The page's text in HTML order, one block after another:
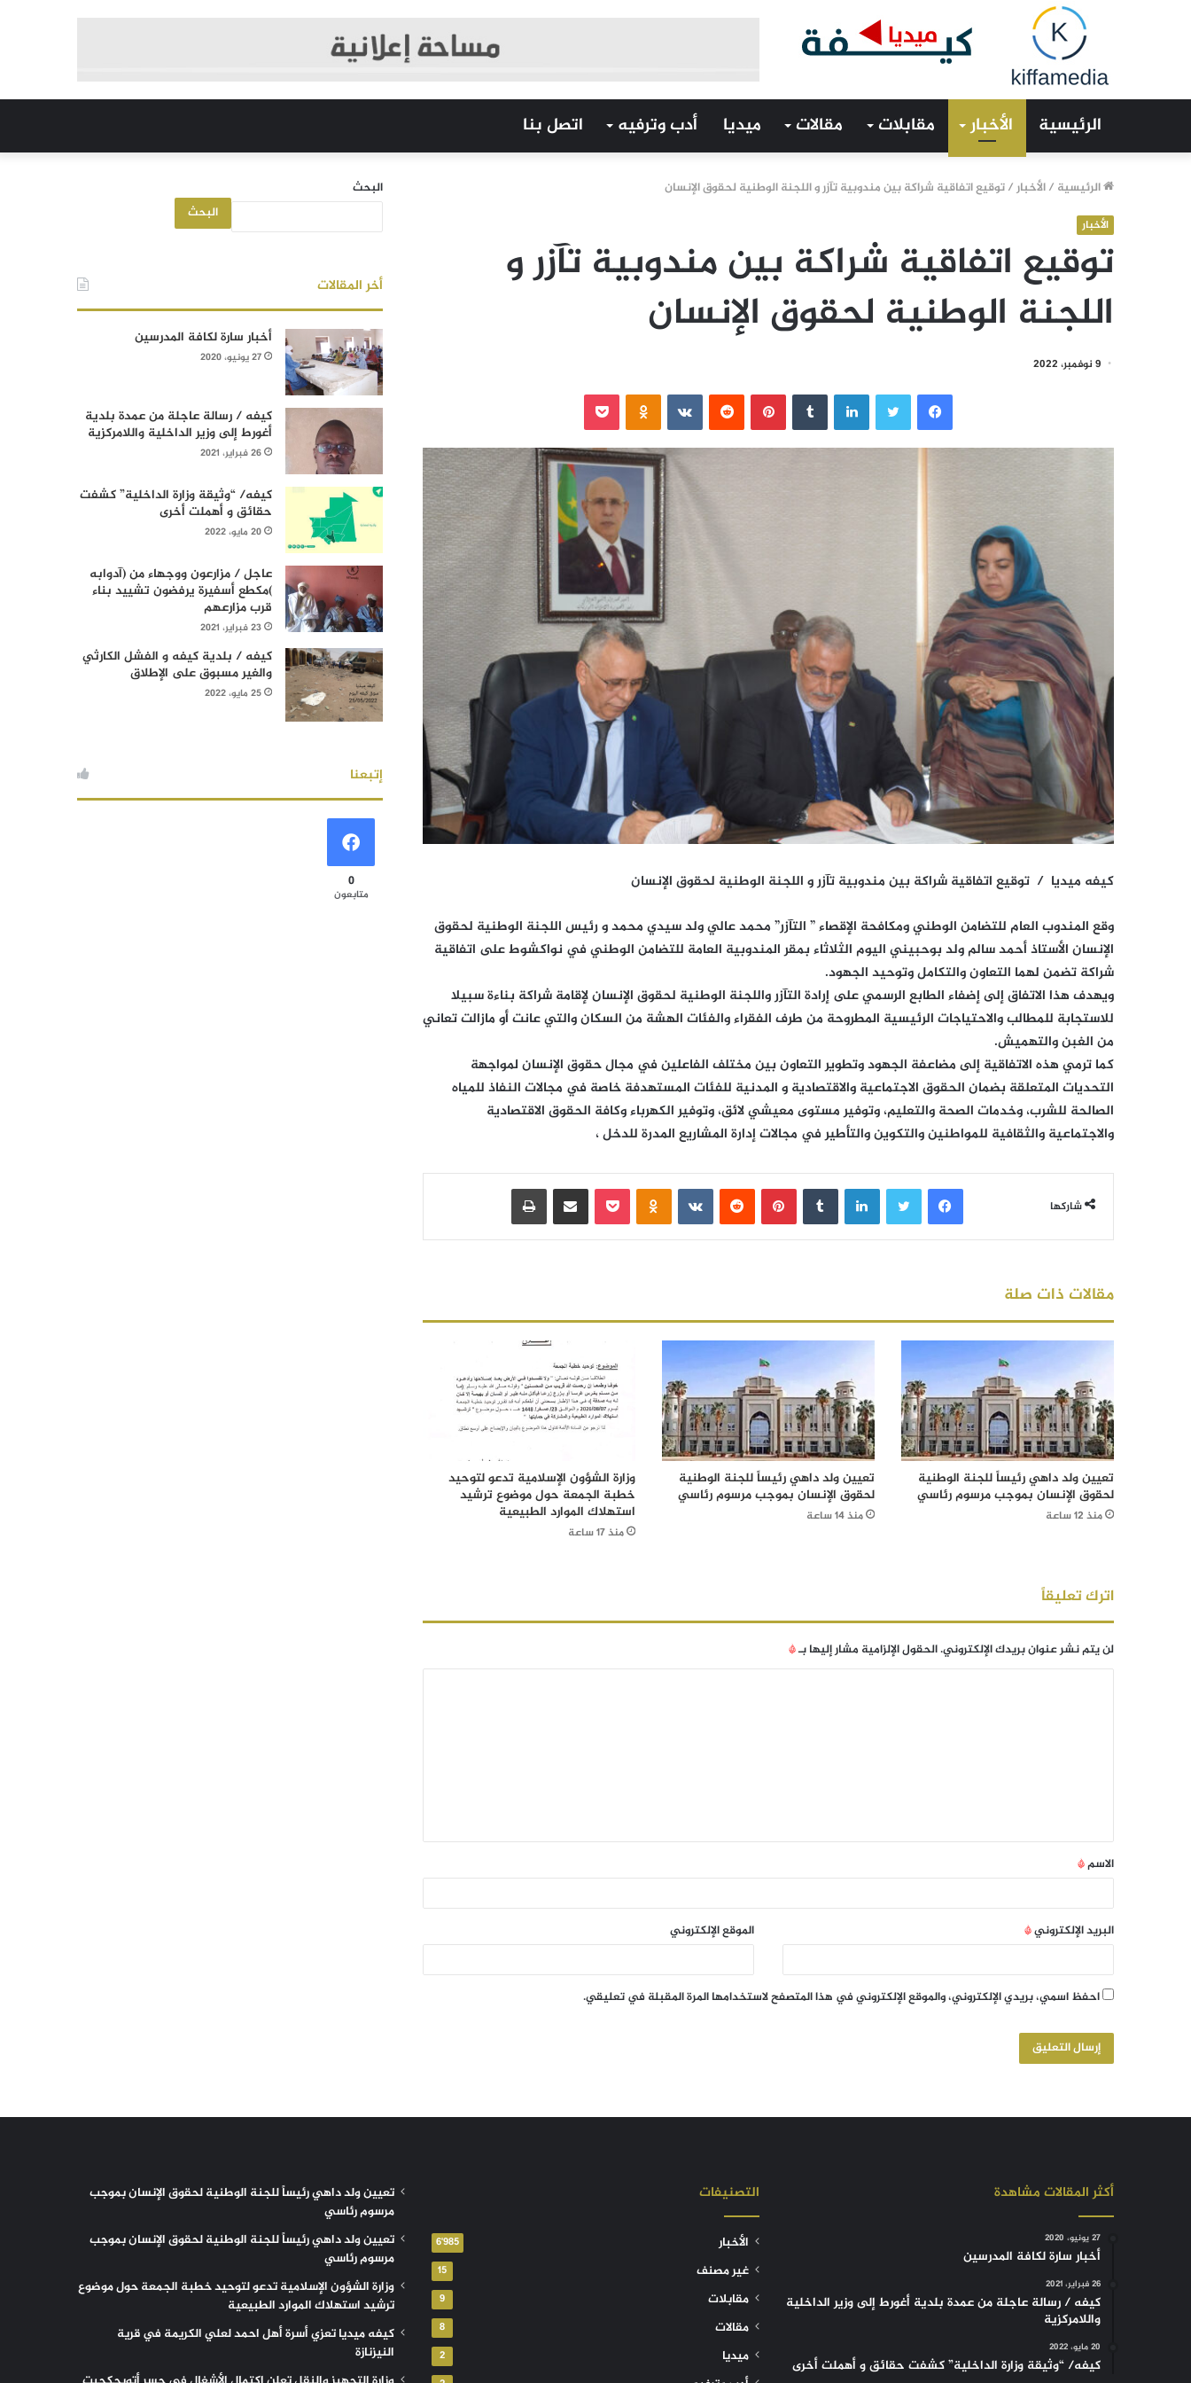
الرئيسية الأخبار مقابلات مقالات ميديا أدب وترفيه اتصل بنا
الرئيسية /الأخبار/توقيع اتفاقية شراكة بين مندوبية تآزر و اللجنة الوطنية لحقوق الإنسان
الأخبار
توقيع اتفاقية شراكة بين مندوبية تآزر و
اللجنة الوطنية لحقوق الإنسان
9 نوفمبر، 2022
فيسبوك لينكدإن بينتيريست
كيفه ميديا / توقيع اتفاقية شراكة بين مندوبية تآزر و اللجنة الوطنية لحقوق الإنسان
وقع المندوب العام للتضامن الوطني ومكافحة الإقصاء ” التآزر” محمد عالي ولد سيدي محمد و رئيس اللجنة الوطنية لحقوق
الإنسان الأستاذ أحمد سالم ولد بوحبيني اليوم الثلاثاء بمقر المندوبية العامة للتضامن الوطني في نواكشوط على اتفاقية
شراكة تضمن لهما التعاون والتكامل وتوحيد الجهود.
ويهدف هذا الاتفاق إلى إضفاء الطابع الرسمي على إرادة التآزر واللجنة الوطنية لحقوق الإنسان لإقامة شراكة بناءة سبيلا
للاستجابة للمطالب والاحتياجات الرئيسية المطروحة من طرف الفقراء والفئات الهشة من السكان والتي عانت أو مازالت تعاني
من الغبن والتهميش.
كما ترمي هذه الاتفاقية إلى مضاعفة الجهود وتطوير التعاون بين مختلف الفاعلين في مجال حقوق الإنسان لمواجهة
التحديات المتعلقة بضمان الحقوق الاجتماعية والاقتصادية و المدنية للفئات المستهدفة خاصة في مجالات النفاذ للمياه
الصالحة للشرب، وخدمات الصحة والتعليم، وتوفير مستوى معيشي لائق، وتوفير الكهرباء وكافة الحقوق الاقتصادية
والاجتماعية والثقافية للمواطنين والتكوين والتأطير في مجالات إدارة المشاريع المدرة للدخل ،
شاركها
فيسبوك لينكدإن بينتيريست بوكيت مشاركة عبر البريد
مقالات ذات صلة
تعيين ولد داهي رئيساً للجنة الوطنية
لحقوق الإنسان بموجب مرسوم رئاسي
منذ 12 ساعة
تعيين ولد داهي رئيساً للجنة الوطنية
لحقوق الإنسان بموجب مرسوم رئاسي
منذ 14 ساعة
وزارة الشؤون الإسلامية تدعو لتوحيد
خطبة الجمعة حول موضوع ترشيد
استهلاك الموارد الطبيعية
منذ 17 ساعة
اترك تعليقاً
لن يتم نشر عنوان بريدك الإلكتروني.الحقول الإلزامية مشار إليها بـ*
الاسم*
البريد الإلكتروني* الموقع الإلكتروني
احفظ اسمي، بريدي الإلكتروني، والموقع الإلكتروني في هذا المتصفح لاستخدامها المرة المقبلة في تعليقي.
البحث
البحث
أخر المقالات
أخبار سارة لكافة المدرسين
27 يونيو، 2020
كيفه / رسالة عاجلة من عمدة بلدية
أغورط إلى وزير الداخلية واللامركزية
26 فبراير، 2021
كيفه/ “وثيقة وزارة الداخلية” كشفت
حقائق و أهملت أخرى
20 مايو، 2022
عاجل / مزارعون ووجهاء من (آدوابه
)مكطع أسفيرة يرفضون تشييد بناء
قرب مزارعهم
23 فبراير، 2021
كيفه / بلدية كيفه و الفشل الكارثي
والغير مسبوق على الإطلاق
25 مايو، 2022
إتبعنا
0
متابعون
أكثر المقالات مشاهدة
27 يونيو، 2020
أخبار سارة لكافة المدرسين
26 فبراير، 2021
كيفه / رسالة عاجلة من عمدة بلدية أغورط إلى وزير الداخلية
واللامركزية
20 مايو، 2022
كيفه/ “وثيقة وزارة الداخلية” كشفت حقائق و أهملت أخرى
التصنيفات
الأخبار 6٬985
غير مصنف 15
مقابلات 9
مقالات 8
ميديا 2
تعيين ولد داهي رئيساً للجنة الوطنية لحقوق الإنسان بموجب
مرسوم رئاسي
تعيين ولد داهي رئيساً للجنة الوطنية لحقوق الإنسان بموجب
مرسوم رئاسي
وزارة الشؤون الإسلامية تدعو لتوحيد خطبة الجمعة حول موضوع
ترشيد استهلاك الموارد الطبيعية
كيفه ميديا تعزي أسرة أهل احمد لعلي الكريمة في قرية
النيزنازة